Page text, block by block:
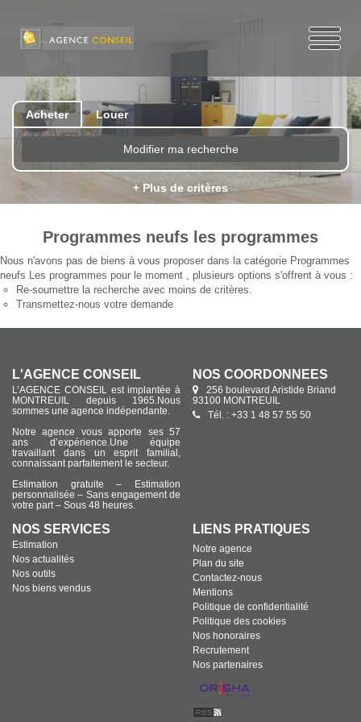
Acheter Louer
Modifier ma recherche
+ Plus de critères
Programmes neufs les programmes
Nous n'avons pas de biens à vous proposer dans la catégorie Programmes
neufs Les programmes pour le moment , plusieurs options s'offrent à vous :
Re-soumettre la recherche avec moins de critères.
Transmettez-nous votre demande
L'AGENCE CONSEIL
L’AGENCE CONSEIL est implantée à
MONTREUIL depuis 1965.Nous
sommes une agence indépendante.
Notre agence vous apporte ses 57
ans d’expérience.Une équipe
travaillant dans un esprit familial,
connaissant parfaitement le secteur.
Estimation gratuite – Estimation
personnalisée – Sans engagement de
votre part – Sous 48 heures.
NOS COORDONNÉES
256 boulevard Aristide Briand
93100 MONTREUIL
Tél. : +33 1 48 57 55 50
NOS SERVICES
Estimation
Nos actualités
Nos outils
Nos biens vendus
LIENS PRATIQUES
Notre agence
Plan du site
Contactez-nous
Mentions
Politique de confidentialité
Politique des cookies
Nos honoraires
Recrutement
Nos partenaires